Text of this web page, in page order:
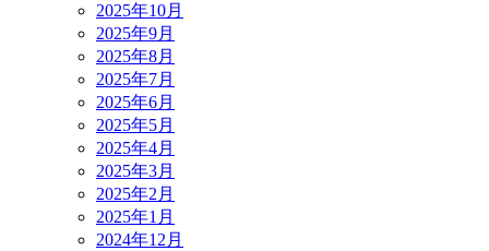
2025年10月
2025年9月
2025年8月
2025年7月
2025年6月
2025年5月
2025年4月
2025年3月
2025年2月
2025年1月
2024年12月